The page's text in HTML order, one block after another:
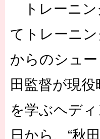
トレーニン
てトレーニ
からのシュ
田監督が現
を学ぶヘデ
日から、“秋